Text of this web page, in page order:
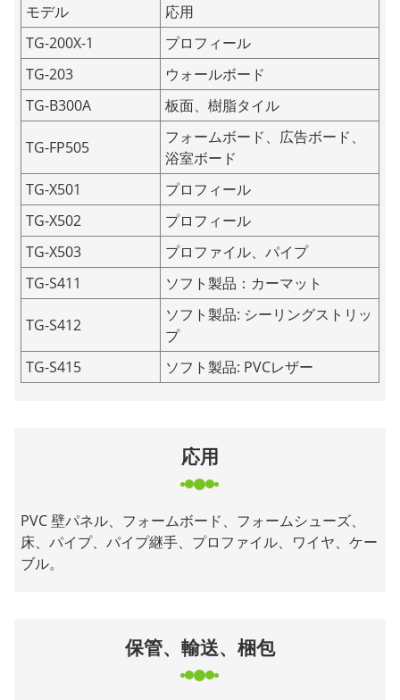
モデル
応用
TG-200X-1
プロフィール
TG-203
ウォールボード
TG-B300A
板面、樹脂タイル
TG-FP505
フォームボード、広告ボード、
浴室ボード
TG-X501
プロフィール
TG-X502
プロフィール
TG-X503
プロファイル、パイプ
TG-S411
ソフト製品：カーマット
TG-S412
ソフト製品: シーリングストリッ
プ
TG-S415
ソフト製品: PVCレザー
応用
PVC 壁パネル、フォームボード、フォームシューズ、
床、パイプ、パイプ継手、プロファイル、ワイヤ、ケー
ブル。
保管、輸送、梱包